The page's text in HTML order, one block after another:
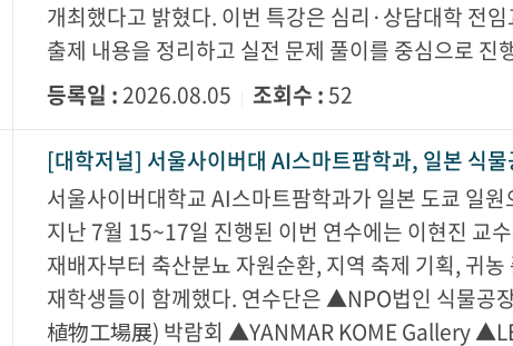
개최했다고 밝혔다. 이번 특강은 심리·상담대학 전
출제 내용을 정리하고 실전 문제 풀이를 중심으로 진
등록일 :2026.08.05 조회수 :52
[대학저널] 서울사이버대 AI스마트팜학과, 일본 식
서울사이버대학교 AI스마트팜학과가 일본 도쿄 일
지난 7월 15~17일 진행된 이번 연수에는 이현진 교
재배자부터 축산분뇨 자원순환, 지역 축제 기획, 귀
재학생들이 함께했다. 연수단은 ▲NPO법인 식물
植物工場展) 박람회 ▲YANMAR KOME Gallery